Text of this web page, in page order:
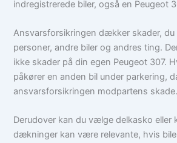
indregistrerede biler, også en Peugeot
Ansvarsforsikringen dækker skader,
personer, andre biler og andres ting.
ikke skader på din egen Peugeot 307.
påkører en anden bil under parkering,
ansvarsforsikringen modpartens skade.
Derudover kan du vælge delkasko eller
dækninger kan være relevante, hvis